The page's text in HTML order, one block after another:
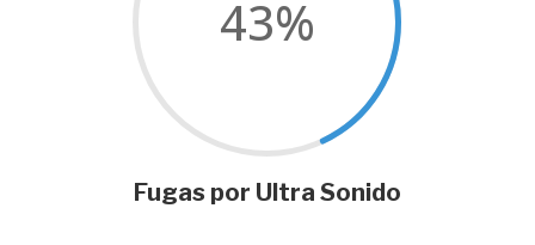
43%
Fugas por Ultra Sonido